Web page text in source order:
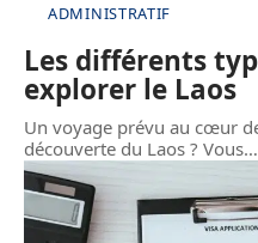
ADMINISTRATIF
Les différents
explorer le Laos
Un voyage prévu au cœur
découverte du Laos ? Vous…